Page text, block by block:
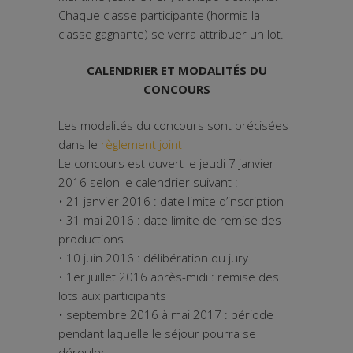
Chaque classe participante (hormis la
classe gagnante) se verra attribuer un lot.
CALENDRIER ET MODALITÉS DU
CONCOURS
Les modalités du concours sont précisées
dans le règlement joint
Le concours est ouvert le jeudi 7 janvier
2016 selon le calendrier suivant :
• 21 janvier 2016 : date limite d’inscription
• 31 mai 2016 : date limite de remise des
productions
• 10 juin 2016 : délibération du jury
• 1er juillet 2016 après-midi : remise des
lots aux participants
• septembre 2016 à mai 2017 : période
pendant laquelle le séjour pourra se